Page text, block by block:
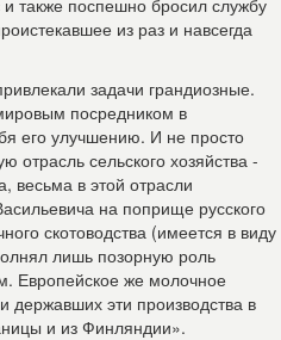
также поспешно бросил службу
из раз и навсегда
задачи грандиозные.
посредником в
его улучшению. И не просто
сельского хозяйства -
весьма в этой отрасли
на поприще русского
скотоводства (имеется в виду
лишь позорную роль
Европейское же молочное
державших эти производства в
и из Финляндии».